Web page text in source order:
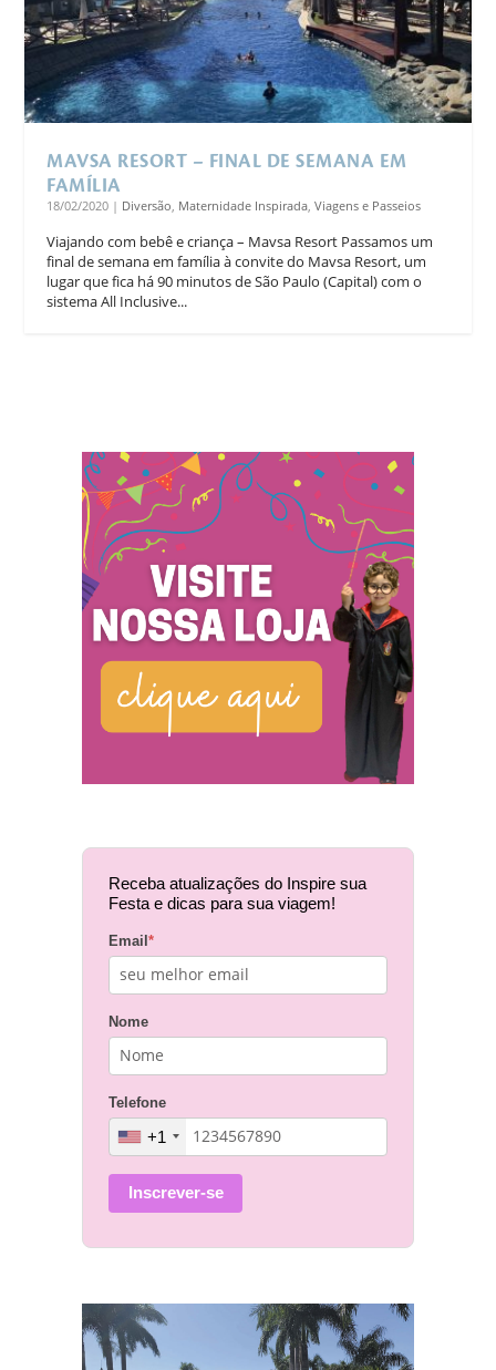
MAVSA RESORT – FINAL DE SEMANA EM
FAMÍLIA
18/02/2020 | Diversão Maternidade Inspirada ,Viagens e Passeios
Viajando com bebê e criança – Mavsa Resort Passamos um
final de semana em família à convite do Mavsa Resort, um
lugar que fica há 90 minutos de São Paulo (Capital) com o
sistema All Inclusive...
Receba atualizações do Inspire sua
Festa e dicas para sua viagem!
Email *
Nome
Telefone
+1
Inscrever-se